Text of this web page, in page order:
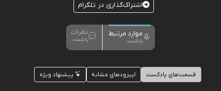
اشتراک‌گذاری در تلگرام
موارد مرتبط
پادکست
نظرات
پادکست
قسمت‌های پادکست اپیزودهای مشابه پیشنهاد ویژه